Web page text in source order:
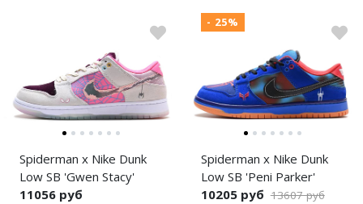
Spiderman x Nike Dunk
Low SB 'Gwen Stacy'
11056 руб
- 25%
Spiderman x Nike Dunk
Low SB 'Peni Parker'
10205 руб 13607 руб